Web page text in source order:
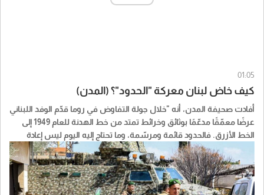
01:05
كيف خاض لبنان معركة "الحدود"؟ (المدن)
أفادت صحيفة المدن، أنه "خلال جولة التفاوض في روما قدّم الوفد اللبناني
عرضًا معمّقًا مدعّمًا بوثائق وخرائط تمتد من خط الهدنة للعام 1949 إلى
الخط الأزرق. فالحدود قائمة ومرسّمة، وما تحتاج إليه اليوم ليس إعادة
ترسيم، وإنما تثبيت ميداني واستكمال الانسحاب الإسرائيلي حتى الحدود
المعترف بها. حصل العرض على إشادة أميركية، بينما اعترض الجانب
اللبناني على تركيز النقاش على مسألة تصحيح الخط الأزرق والنقاط
الحدودية، في وقت لا تزال فيه القوات الإسرائيلية تحتل عشرات البلدات